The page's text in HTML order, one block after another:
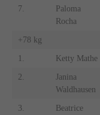
7.
Paloma
Rocha
+78 kg
1. Ketty Mathe
2.
Janina
Waldhausen
3.
Beatrice